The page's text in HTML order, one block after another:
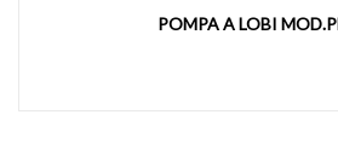
POMPA A LOBI